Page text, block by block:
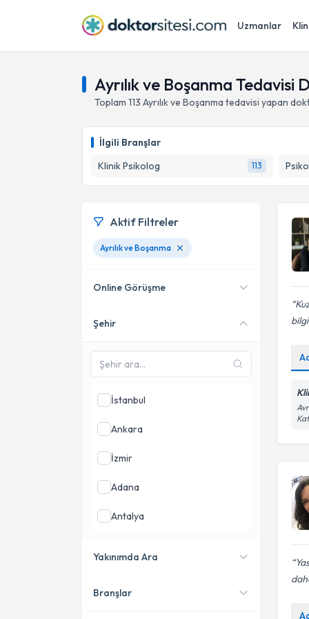
Uzmanlar
Ayrılık ve Boşanma Tedavisi
Toplam 113 Ayrılık ve Boşanma tedavisi yapan
İlgili Branşlar
Klinik Psikolog
113
Aktif Filtreler
Ayrılık ve Boşanma
Online Görüşme
Online danışmanlık sunan
Şehir
İstanbul
Ankara
İzmir
Adana
Antalya
Yakınımda Ara
Konumuma yakın uzmanları
Branşlar